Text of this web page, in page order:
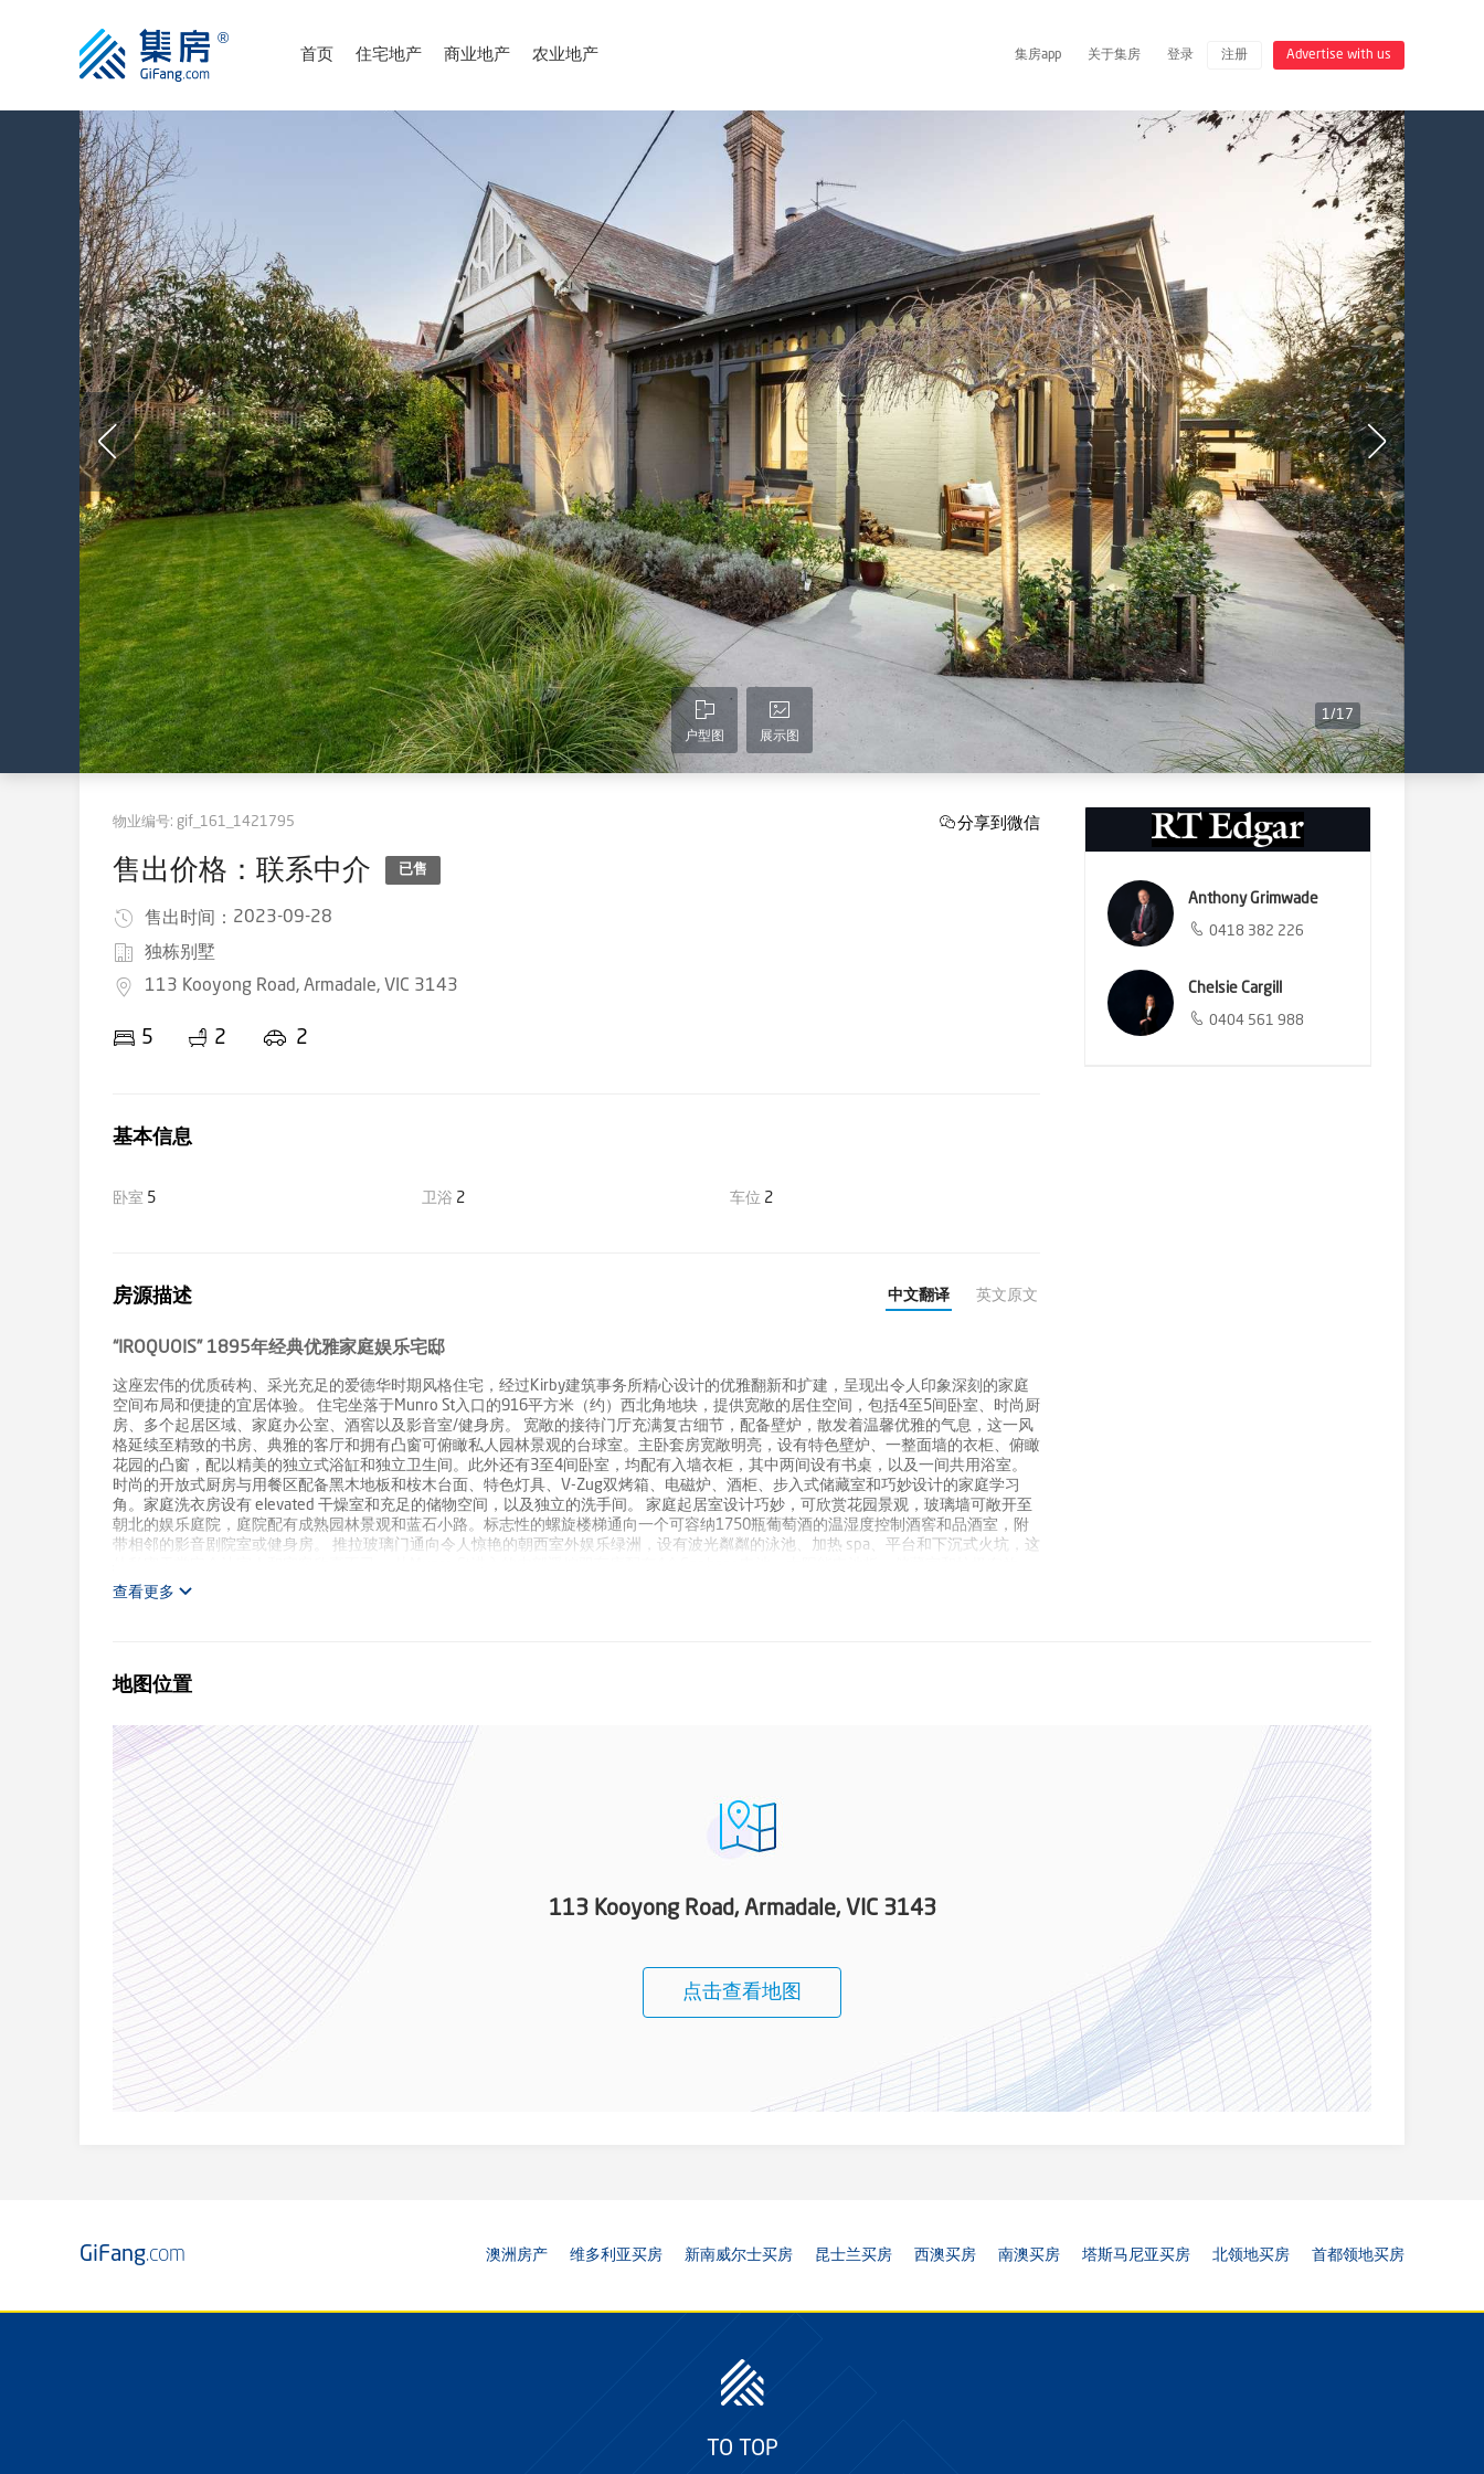
首页 住宅地产 商业地产 农业地产 集房app 关于集房 登录 注册 Advertise with us
户型图 展示图
1/17
物业编号: gif_161_1421795
售出价格：联系中介 已售
售出时间： 2023-09-28
独栋别墅
113 Kooyong Road, Armadale, VIC 3143
5 2 2
分享到微信
基本信息
卧室 5 卫浴 2 车位 2
房源描述 中文翻译 英文原文
“IROQUOIS” 1895年经典优雅家庭娱乐宅邸
这座宏伟的优质砖构、采光充足的爱德华时期风格住宅，经过Kirby建筑事务所精心设计的优雅翻新和扩建，呈现出令人印象深刻的家庭
空间布局和便捷的宜居体验。 住宅坐落于Munro St入口的916平方米（约）西北角地块，提供宽敞的居住空间，包括4至5间卧室、时尚厨
房、多个起居区域、家庭办公室、酒窖以及影音室/健身房。 宽敞的接待门厅充满复古细节，配备壁炉，散发着温馨优雅的气息，这一风
格延续至精致的书房、典雅的客厅和拥有凸窗可俯瞰私人园林景观的台球室。主卧套房宽敞明亮，设有特色壁炉、一整面墙的衣柜、俯瞰
花园的凸窗，配以精美的独立式浴缸和独立卫生间。此外还有3至4间卧室，均配有入墙衣柜，其中两间设有书桌，以及一间共用浴室。
时尚的开放式厨房与用餐区配备黑木地板和桉木台面、特色灯具、V-Zug双烤箱、电磁炉、酒柜、步入式储藏室和巧妙设计的家庭学习
角。家庭洗衣房设有 elevated 干燥室和充足的储物空间，以及独立的洗手间。 家庭起居室设计巧妙，可欣赏花园景观，玻璃墙可敞开至
朝北的娱乐庭院，庭院配有成熟园林景观和蓝石小路。标志性的螺旋楼梯通向一个可容纳1750瓶葡萄酒的温湿度控制酒窖和品酒室，附
带相邻的影音剧院室或健身房。 推拉玻璃门通向令人惊艳的朝西室外娱乐绿洲，设有波光粼粼的泳池、加热 spa、平台和下沉式火坑，这
区。其他设施包括中央空调和暖气系统、自动灌溉和照明系统、内部和外部闭路电视摄像头、双重门禁电子入口配备键盘和视频摄像头安
查看更多
Anthony Grimwade
0418 382 226
Chelsie Cargill
0404 561 988
地图位置
113 Kooyong Road, Armadale, VIC 3143
点击查看地图
GiFang.com 澳洲房产 维多利亚买房 新南威尔士买房 昆士兰买房 西澳买房 南澳买房 塔斯马尼亚买房 北领地买房 首都领地买房
TO TOP